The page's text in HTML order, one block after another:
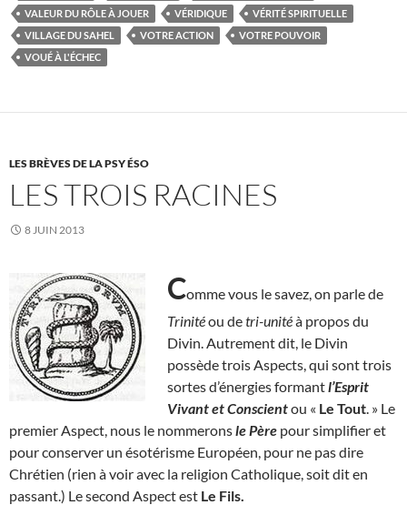
VALEUR DU RÔLE À JOUER
VÉRIDIQUE
VÉRITÉ SPIRITUELLE
VILLAGE DU SAHEL
VOTRE ACTION
VOTRE POUVOIR
VOUÉ À L'ÉCHEC
LES BRÈVES DE LA PSY ÉSO
LES TROIS RACINES
8 JUIN 2013
Comme vous le savez, on parle de
Trinitéou detri-unitéà propos du
Divin. Autrement dit, le Divin
possède trois Aspects, qui sont trois
sortes d’énergies formantl’Esprit
Vivant et Conscientou « Le Tout . » Le
premier Aspect, nous le nommeronsle Père pour simplifier et
pour conserver un ésotérisme Européen, pour ne pas dire
Chrétien (rien à voir avec la religion Catholique, soit dit en
passant.) Le second Aspect est Le Fils.